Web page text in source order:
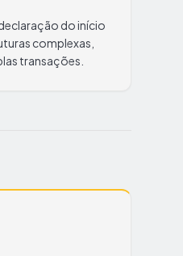
do início
complexas,
transações.